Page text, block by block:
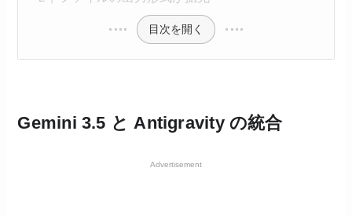
目次を開く
Gemini 3.5 と Antigravity の統合
Advertisement